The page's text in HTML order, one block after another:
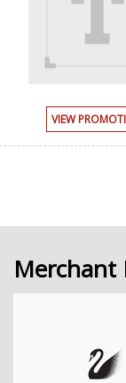
VIEW
Merchant